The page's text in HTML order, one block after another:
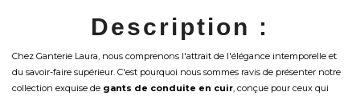
Description :
Chez Ganterie Laura, nous comprenons l'attrait de l'élégance intemporelle et
du savoir-faire supérieur. C'est pourquoi nous sommes ravis de présenter notre
collection exquise de gants de conduite en cuir, conçue pour ceux qui